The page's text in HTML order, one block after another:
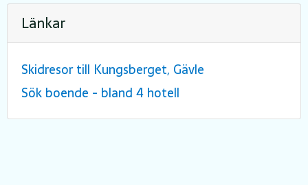
Länkar
Skidresor till Kungsberget, Gävle
Sök boende - bland 4 hotell